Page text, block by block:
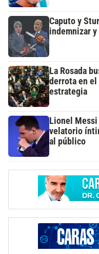
Caputo y
indemnizar y
La Rosada
derrota en el
estrategia
Lionel
velatorio
al público